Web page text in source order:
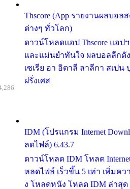
Thscore (App รายงานผลบอ
ต่างๆ ทั่วโลก)
ดาวน์โหลดแอป Thscore แอป
และแม่นยำทันใจ ผลบอลลีกดั
เซเรีย อา อิตาลี ลาลีกา สเปน
ฝรั่งเศส
IDM (โปรแกรม Internet
ลดไฟล์) 6.43.7
ดาวน์โหลด IDM โหลด
หลดไฟล์ เร็วขึ้น 5 เท่า เพิ่มค
ง โหลดหนัง โหลด IDM ล่าสุด